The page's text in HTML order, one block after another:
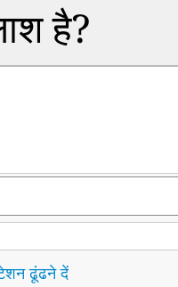
है?
ढूंढने दें